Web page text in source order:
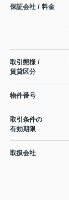
保証会社 / 料金
取引態様 /
賃貸区分
物件番号
取引条件の
有効期限
取扱会社